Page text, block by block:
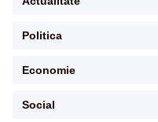
Politica
Economie
Social